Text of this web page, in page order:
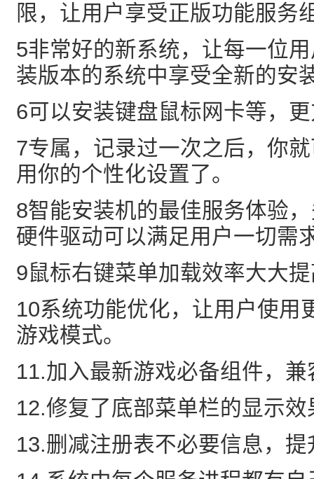
限，让用户享受正版功能服务
5非常好的新系统，让每一位
装版本的系统中享受全新的安
6可以安装键盘鼠标网卡等，
7专属，记录过一次之后，你
用你的个性化设置了。
8智能安装机的最佳服务体验
硬件驱动可以满足用户一切需
9鼠标右键菜单加载效率大大
10系统功能优化，让用户使用
游戏模式。
11.加入最新游戏必备组件，
12.修复了底部菜单栏的显示效
13.删减注册表不必要信息，